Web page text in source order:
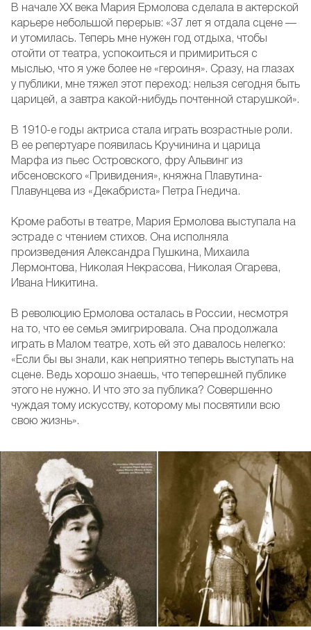
В начале ХХ века Мария Ермолова сделала в актерской
карьере небольшой перерыв: «37 лет я отдала сцене —
и утомилась. Теперь мне нужен год отдыха, чтобы
отойти от театра, успокоиться и примириться с
мыслью, что я уже более не «героиня». Сразу, на глазах
у публики, мне тяжел этот переход: нельзя сегодня быть
царицей, а завтра какой-нибудь почтенной старушкой».
В 1910-е годы актриса стала играть возрастные роли.
В ее репертуаре появилась Кручинина и царица
Марфа из пьес Островского, фру Альвинг из
ибсеновского «Привидения», княжна Плавутина-
Плавунцева из «Декабриста» Петра Гнедича.
Кроме работы в театре, Мария Ермолова выступала на
эстраде с чтением стихов. Она исполняла
произведения Александра Пушкина, Михаила
Лермонтова, Николая Некрасова, Николая Огарева,
Ивана Никитина.
В революцию Ермолова осталась в России, несмотря
на то, что ее семья эмигрировала. Она продолжала
играть в Малом театре, хоть ей это давалось нелегко:
«Если бы вы знали, как неприятно теперь выступать на
сцене. Ведь хорошо знаешь, что теперешней публике
этого не нужно. И что это за публика? Совершенно
чуждая тому искусству, которому мы посвятили всю
свою жизнь».